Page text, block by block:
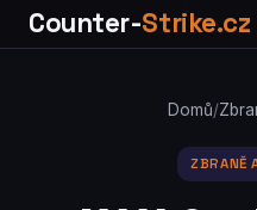
Counter-Strike.cz
Domů/
ZBRANĚ